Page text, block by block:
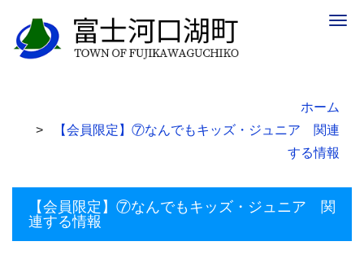
ホーム
【会員限定】⑦なんでもキッズ・ジュニア 関連
する情報
【会員限定】⑦なんでもキッズ・ジュニア 関
連する情報